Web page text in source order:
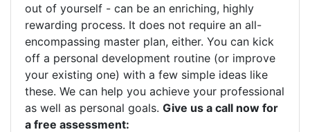
out of yourself - can be an enriching, highly
rewarding process. It does not require an all-
encompassing master plan, either. You can kick
off a personal development routine (or improve
your existing one) with a few simple ideas like
these. We can help you achieve your professional
as well as personal goals. Give us a call now for
a free assessment: